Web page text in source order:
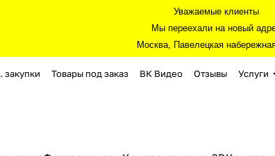
Уважаемые клиенты
Мы переехали на новый
Москва, Павелецкая
закупки Товары под заказ ВК Видео Отзывы Услуги